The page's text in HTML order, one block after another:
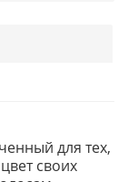
для тех,
своих